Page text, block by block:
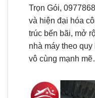
Trọn Gói,
và hiện đại hóa
trúc bến bãi, mở
nhà máy theo
vô cùng mạnh